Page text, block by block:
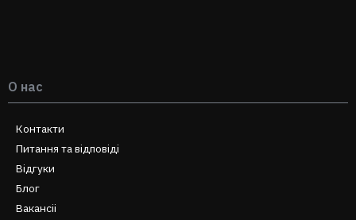
О нас
Контакти
Питання та відповіді
Відгуки
Блог
Вакансіі